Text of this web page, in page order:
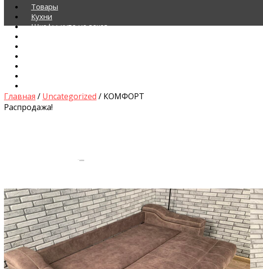
Товары
Кухни
Шкафы-купе на заказ
Главная / Uncategorized / КОМФОРТ
Распродажа!